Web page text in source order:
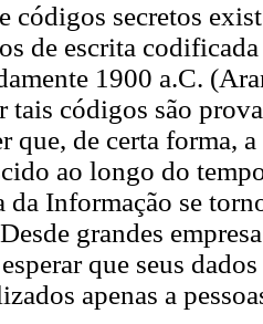
códigos secretos
de escrita
1900 a.C.
tais códigos são
que, de certa forma,
ao longo do
da Informação se
grandes
que seus
apenas a